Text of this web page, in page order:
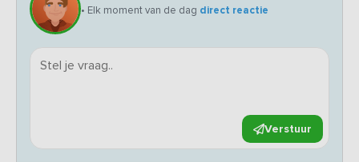
• Elk moment van de dag direct reactie
Verstuur